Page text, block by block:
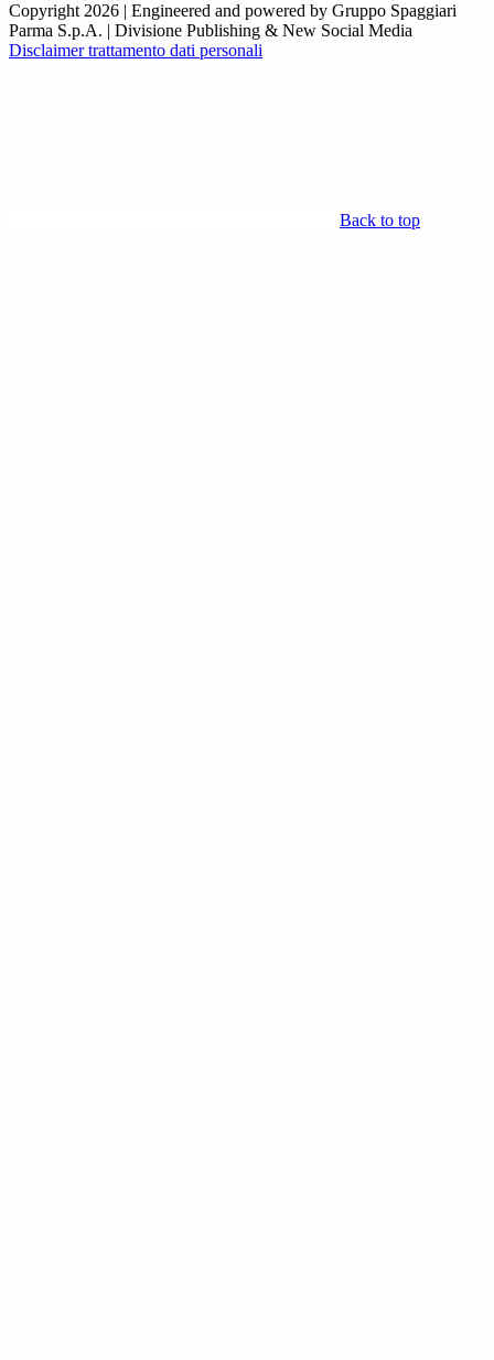
Copyright 2026 | Engineered and powered by Gruppo Spaggiari
Parma S.p.A. | Divisione Publishing & New Social Media
Disclaimer trattamento dati personali
Back to top